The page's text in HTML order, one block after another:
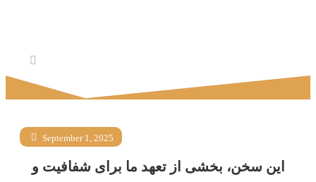
September 1, 2025
این سخن، بخشی از تعهد ما برای شفافیت و